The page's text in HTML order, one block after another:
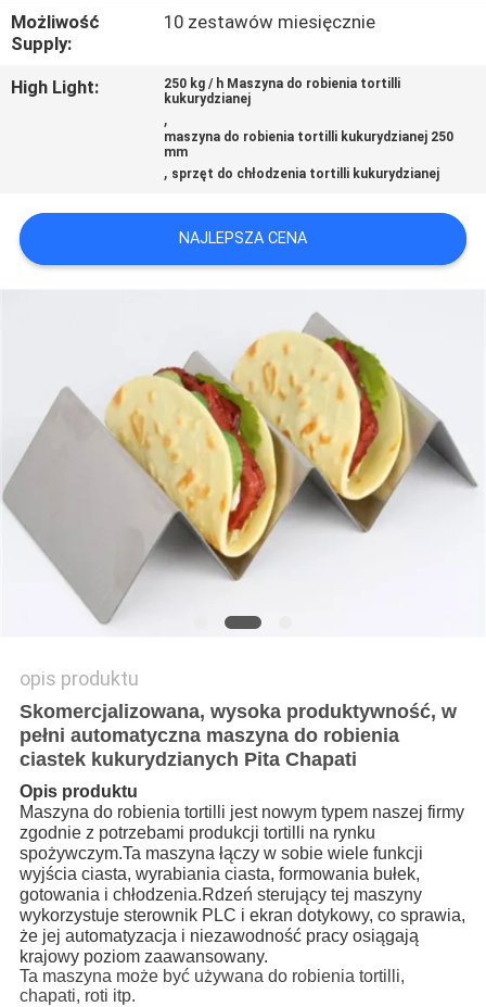
SKONTAKTUJ
SIĘ
Z
WYCENĘ
PRIVACY
POLICY
Możliwość
Supply:
10 zestawów miesięcznie
High Light:
250 kg / h Maszyna do robienia tortilli
kukurydzianej
,
maszyna do robienia tortilli kukurydzianej 250
mm
, sprzęt do chłodzenia tortilli kukurydzianej
NAJLEPSZA CENA
opis produktu
Skomercjalizowana, wysoka produktywność, w
pełni automatyczna maszyna do robienia
ciastek kukurydzianych Pita Chapati
Opis produktu
Maszyna do robienia tortilli jest nowym typem naszej firmy
zgodnie z potrzebami produkcji tortilli na rynku
spożywczym.Ta maszyna łączy w sobie wiele funkcji
wyjścia ciasta, wyrabiania ciasta, formowania bułek,
gotowania i chłodzenia.Rdzeń sterujący tej maszyny
wykorzystuje sterownik PLC i ekran dotykowy, co sprawia,
że ​​jej automatyzacja i niezawodność pracy osiągają
krajowy poziom zaawansowany.
Ta maszyna może być używana do robienia tortilli,
chapati, roti itp.